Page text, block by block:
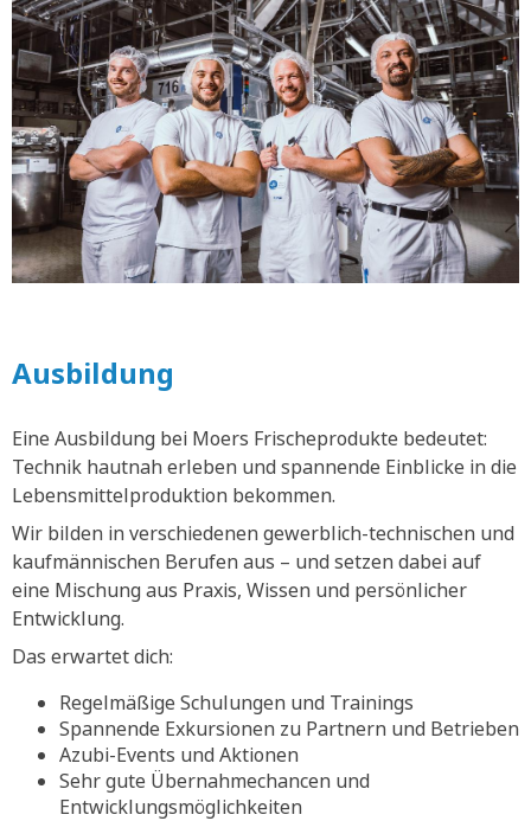
Ausbildung
Eine Ausbildung bei Moers Frischeprodukte bedeutet:
Technik hautnah erleben und spannende Einblicke in die
Lebensmittelproduktion bekommen.
Wir bilden in verschiedenen gewerblich-technischen und
kaufmännischen Berufen aus – und setzen dabei auf
eine Mischung aus Praxis, Wissen und persönlicher
Entwicklung.
Das erwartet dich:
Regelmäßige Schulungen und Trainings
Spannende Exkursionen zu Partnern und Betrieben
Azubi-Events und Aktionen
Sehr gute Übernahmechancen und
Entwicklungsmöglichkeiten